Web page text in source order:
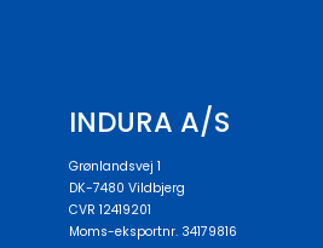
INDURA A/S
Grønlandsvej 1
DK-7480 Vildbjerg
CVR 12419201
Moms-eksportnr. 34179816